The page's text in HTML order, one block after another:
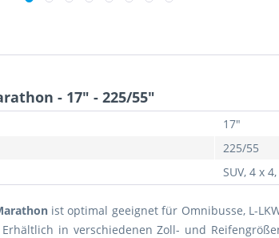
- 17" - 225/55"
17"
225/55
SUV, 4 x
ist optimal geeignet für Omnibusse, L-
in verschiedenen Zoll- und